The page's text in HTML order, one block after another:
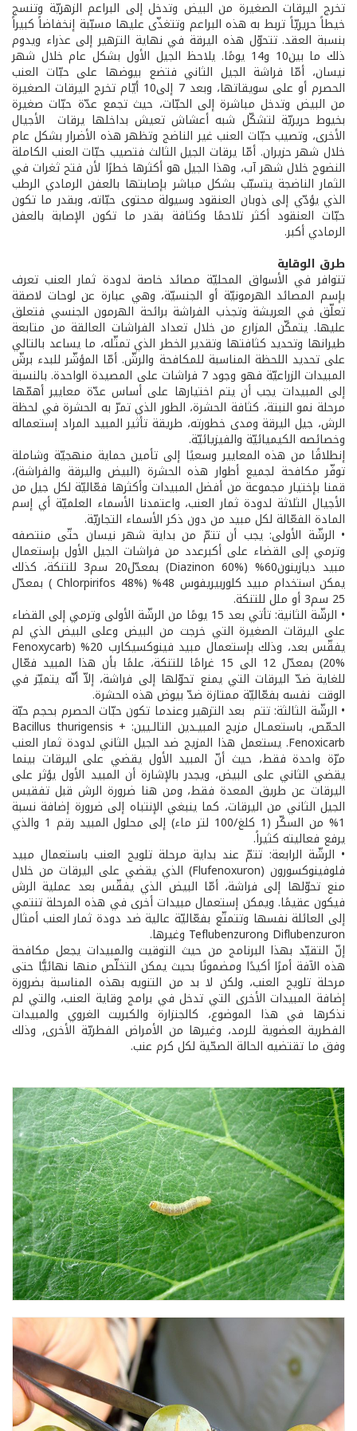
تخرج اليرقات الصغيرة من البيض وتدخل إلى البراعم الزهريّة وتنسج
خيطاً حريريّاً تربط به هذه البراعم وتتغذّى عليها مسبّبة إنخفاضاً كبيراً
بنسبة العقد. تتحوّل هذه اليرقة في نهاية التزهير إلى عذراء ويدوم
ذلك ما بين10 و14 يومًا. يلاحظ الجيل الأول بشكل عام خلال شهر
نيسان، أمّا فراشة الجيل الثاني فتضع بيوضها على حبّات العنب
الحصرم أو على سويقاتها، وبعد 7 إلى10 أيّام تخرج اليرقات الصغيرة
من البيض وتدخل مباشرة إلى الحبّات، حيث تجمع عدّة حبّات صغيرة
بخيوط حريريّة لتشكّل شبه أعشاش تعيش بداخلها يرقات الأجيال
الأخرى، وتصيب حبّات العنب غير الناضج وتظهر هذه الأضرار بشكل عام
خلال شهر حزيران. أمّا يرقات الجيل الثالث فتصيب حبّات العنب الكاملة
النضوج خلال شهر آب، وهذا الجيل هو أكثرها خطرًا لأن فتح ثغرات في
الثمار الناضجة يتسبّب بشكل مباشر بإصابتها بالعفن الرمادي الرطب
الذي يؤدّي إلى ذوبان العنقود وسيولة محتوى حبّاته، وبقدر ما تكون
حبّات العنقود أكثر تلاحمًا وكثافة بقدر ما تكون الإصابة بالعفن
الرمادي أكبر.
طرق الوقاية
تتوافر في الأسواق المحليّة مصائد خاصة لدودة ثمار العنب تعرف
بإسم المصائد الهرمونيّة أو الجنسيّة، وهي عبارة عن لوحات لاصقة
تعلّق في العريشة وتجذب الفراشة برائحة الهرمون الجنسي فتعلق
عليها. يتمكّن المزارع من خلال تعداد الفراشات العالقة من متابعة
طيرانها وتحديد كثافتها وتقدير الخطر الذي تمثّله، ما يساعد بالتالي
على تحديد اللحظة المناسبة للمكافحة والرشّ. أمّا المؤشّر للبدء برشّ
المبيدات الزراعيّة فهو وجود 7 فراشات على المصيدة الواحدة. بالنسبة
إلى المبيدات يجب أن يتم اختيارها على أساس عدّة معايير أهمّها
مرحلة نمو النبتة، كثافة الحشرة، الطور الذي تمرّ به الحشرة في لحظة
الرش، جيل اليرقة ومدى خطورته، طريقة تأثير المبيد المراد إستعماله
وخصائصه الكيميائيّة والفيزيائيّة.
إنطلاقًا من هذه المعايير وسعيًا إلى تأمين حماية منهجيّة وشاملة
توفّر مكافحة لجميع أطوار هذه الحشرة (البيض واليرقة والفراشة)،
قمنا بإختيار مجموعة من أفضل المبيدات وأكثرها فعّاليّة لكل جيل من
الأجيال الثلاثة لدودة ثمار العنب، واعتمدنا الأسماء العلميّة أي إسم
المادة الفعّالة لكل مبيد من دون ذكر الأسماء التجاريّة.
• الرشّة الأولى: يجب أن تتمّ من بداية شهر نيسان حتّى منتصفه
وترمي إلى القضاء على أكبرعدد من فراشات الجيل الأول بإستعمال
مبيد ديازينون60% (Diazinon 60%) بمعدّل20 سم3 للتنكة، كذلك
يمكن استخدام مبيد كلوربيريفوس 48% (Chlorpirifos 48% ) بمعدّل
25 سم3 أو ملل للتنكة.
• الرشّة الثانية: تأتي بعد 15 يومًا من الرشّة الأولى وترمي إلى القضاء
على اليرقات الصغيرة التي خرجت من البيض وعلى البيض الذي لم
يفقّس بعد، وذلك بإستعمال مبيد فينوكسيكارب 20% (Fenoxycarb
20%) بمعدّل 12 الى 15 غرامًا للتنكة، علمًا بأن هذا المبيد فعّال
للغاية ضدّ اليرقات التي يمنع تحوّلها إلى فراشة، إلاّ أنّه يتميّز في
الوقت نفسه بفعّاليّة ممتازة ضدّ بيوض هذه الحشرة.
• الرشّة الثالثة: تتم بعد التزهير وعندما تكون حبّات الحصرم بحجم حبّة
الحمّص، باستعمـال مزيج المبيـدين التالـيين: Bacillus thurigensis +
Fenoxicarb. يستعمل هذا المزيج ضد الجيل الثاني لدودة ثمار العنب
مرّة واحدة فقط، حيث أنّ المبيد الأول يقضي على اليرقات بينما
يقضي الثاني على البيض، ويجدر بالإشارة أن المبيد الأول يؤثر على
اليرقات عن طريق المعدة فقط، ومن هنا ضرورة الرش قبل تفقيس
الجيل الثاني من اليرقات، كما ينبغي الإنتباه إلى ضرورة إضافة نسبة
1% من السكّر (1 كلغ/100 لتر ماء) إلى محلول المبيد رقم 1 والذي
يرفع فعاليته كثيراً.
• الرشّة الرابعة: تتمّ عند بداية مرحلة تلويح العنب باستعمال مبيد
فلوفينوكسورون (Flufenoxuron) الذي يقضي على اليرقات من خلال
منع تحوّلها إلى فراشة، أمّا البيض الذي يفقّس بعد عملية الرش
فيكون عقيمًا. ويمكن إستعمال مبيدات أخرى في هذه المرحلة تنتمي
إلى العائلة نفسها وتتمتّع بفعّاليّة عالية ضد دودة ثمار العنب أمثال
Diflubenzuron وTeflubenzuron وغيرها.
إنّ التقيّد بهذا البرنامج من حيث التوقيت والمبيدات يجعل مكافحة
هذه الآفة أمرًا أكيدًا ومضمونًا بحيث يمكن التخلّص منها نهائيًّا حتى
مرحلة تلويح العنب، ولكن لا بد من التنويه بهذه المناسبة بضرورة
إضافة المبيدات الأخرى التي تدخل في برامج وقاية العنب، والتي لم
نذكرها في هذا الموضوع، كالجنزارة والكبريت الغروي والمبيدات
الفطرية العضوية للرمد، وغيرها من الأمراض الفطريّة الأخرى, وذلك
وفق ما تقتضيه الحالة الصحّية لكل كرم عنب.